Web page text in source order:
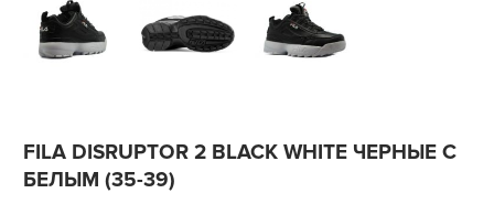
FILA DISRUPTOR 2 BLACK WHITE ЧЕРНЫЕ С
БЕЛЫМ (35-39)